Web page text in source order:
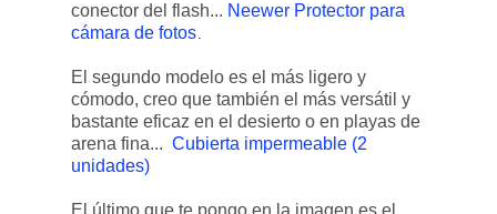
conector del flash... Neewer Protector para
cámara de fotos.
El segundo modelo es el más ligero y
cómodo, creo que también el más versátil y
bastante eficaz en el desierto o en playas de
arena fina... Cubierta impermeable (2
unidades)